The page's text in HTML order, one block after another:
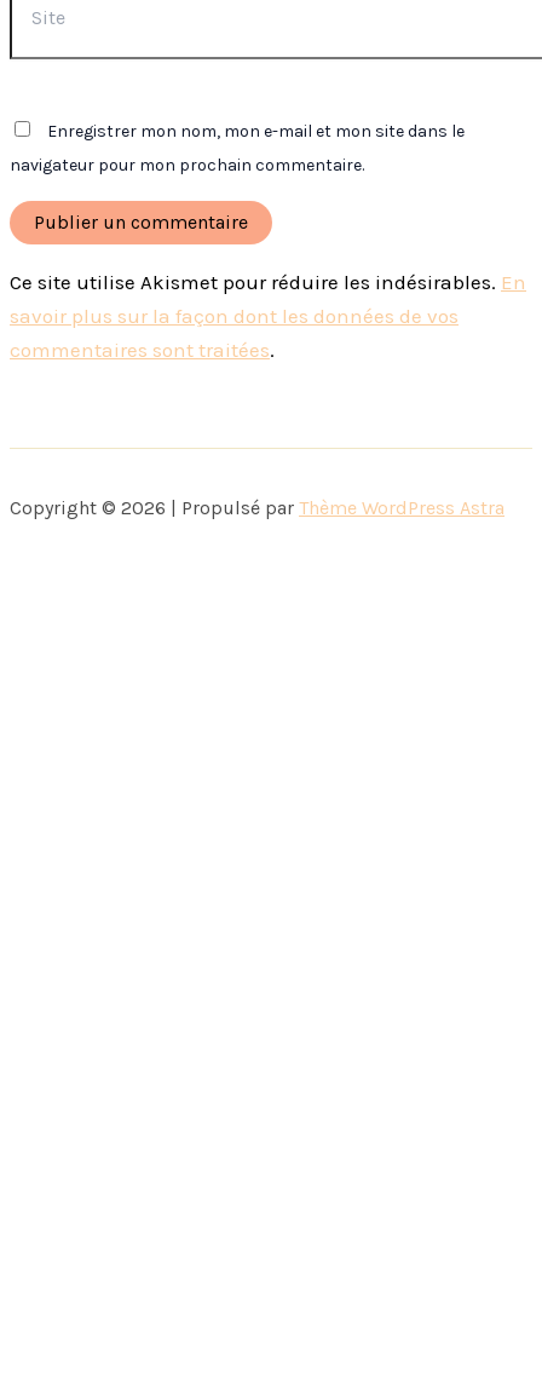
Enregistrer mon nom, mon e-mail et mon site dans le
navigateur pour mon prochain commentaire.
Ce site utilise Akismet pour réduire les indésirables. En
savoir plus sur la façon dont les données de vos
commentaires sont traitées.
Copyright © 2026 | Propulsé par Thème WordPress Astra